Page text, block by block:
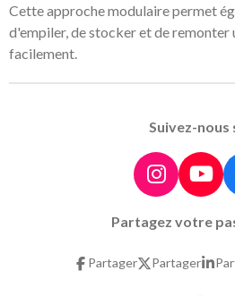
Cette approche modulaire permet
d'empiler, de stocker et de remonter
facilement.
Suivez-nous
I
s
a
Y
u
u
Partagez votre
Partager Partager